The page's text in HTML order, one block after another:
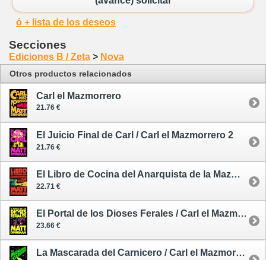
ó + lista de los deseos
Secciones
Ediciones B / Zeta > Nova
Otros productos relacionados
Carl el Mazmorrero
21.76 €
El Juicio Final de Carl / Carl el Mazmorrero 2
21.76 €
El Libro de Cocina del Anarquista de la Mazmorra / Carl el Mazmorrero 3
22.71 €
El Portal de los Dioses Ferales / Carl el Mazmorrero 4
23.66 €
La Mascarada del Carnicero / Carl el Mazmorrero 5